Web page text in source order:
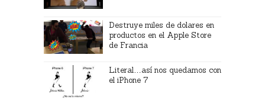
Destruye miles de dolares en
productos en el Apple Store
de Francia
Literal…así nos quedamos con
el iPhone 7